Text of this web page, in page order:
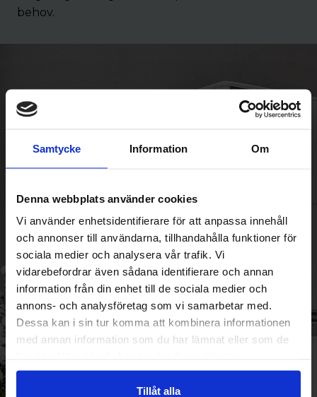
Samtycke Information Om
Denna webbplats använder cookies
Vi använder enhetsidentifierare för att anpassa innehåll
och annonser till användarna, tillhandahålla funktioner för
sociala medier och analysera vår trafik. Vi
vidarebefordrar även sådana identifierare och annan
information från din enhet till de sociala medier och
annons- och analysföretag som vi samarbetar med.
Dessa kan i sin tur komma att kombinera informationen
med annan information som du har lämnat eller som de
Tillåt alla
behov.